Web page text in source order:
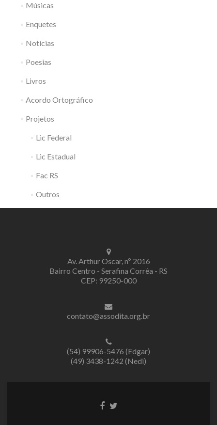
Músicas
Enquetes
Notícias
Poesias
Livros
Acordo Ortográfico
Projetos
Lic Federal
Lic Estadual
Fac RS
Outros
Av. Arthur Oscar, nº 2016
Bairro Centro - Serafina Corrêa - RS
CEP: 99250-000
contato@assodita.org.br
(54) 99906-5476 (Edgar)
(49) 3438-1242 (Nedi)
LinkLink